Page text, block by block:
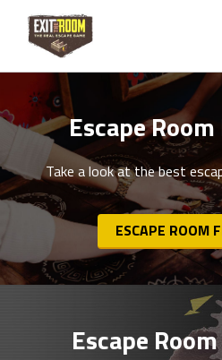
Escape
Take a look at the best
ESCAPE ROOM
Escape